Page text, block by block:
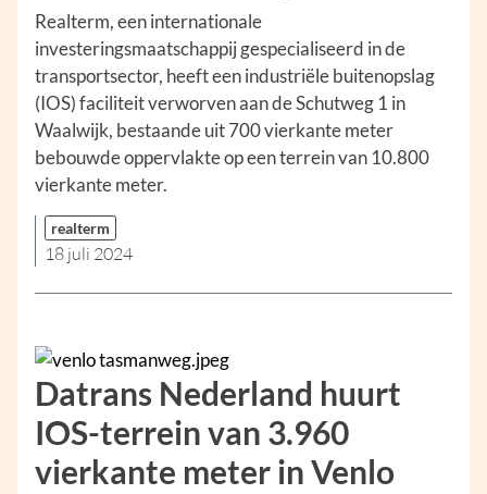
Realterm, een internationale
investeringsmaatschappij gespecialiseerd in de
transportsector, heeft een industriële buitenopslag
(IOS) faciliteit verworven aan de Schutweg 1 in
Waalwijk, bestaande uit 700 vierkante meter
bebouwde oppervlakte op een terrein van 10.800
vierkante meter.
realterm
18 juli 2024
Datrans Nederland huurt
IOS-terrein van 3.960
vierkante meter in Venlo